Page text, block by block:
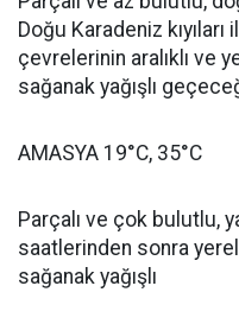
Doğu Karadeniz
çevrelerinin aralıklı ve
sağanak yağışlı
AMASYA 19°C, 35°C
Parçalı ve çok bulutlu,
saatlerinden sonra
sağanak yağışlı